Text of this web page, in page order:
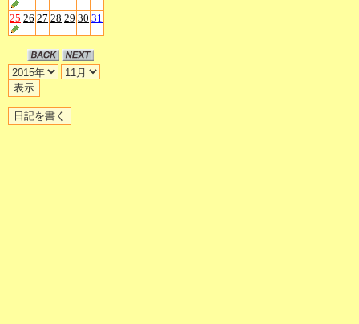
25 26 27 28 29 30 31